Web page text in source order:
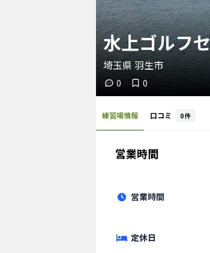
水上ゴルフ
埼玉県 羽生市
0 0
練習場情報 口コミ 0件
営業時間
営業時間
定休日